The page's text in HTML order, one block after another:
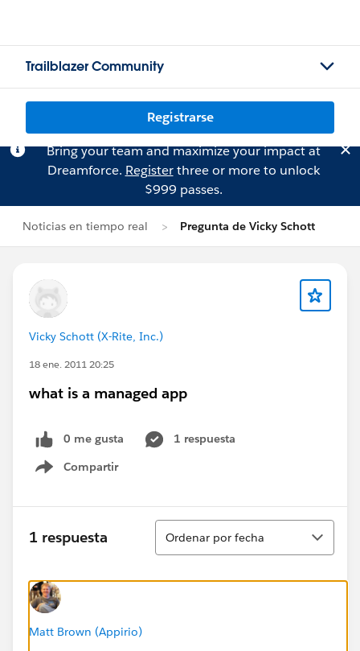
Trailblazer Community
Registrarse
Bring your team and maximize your impact at
Dreamforce. Registerthree or more to unlock
$999 passes.
Noticias en tiempo real Pregunta de Vicky Schott
Vicky Schott (X-Rite, Inc.)
18 ene. 2011 20:25
what is a managed app
0 me gusta
1 respuesta
Compartir
Show menu
1 respuesta
Ordenar
Ordenar por fecha
Matt Brown (Appirio)